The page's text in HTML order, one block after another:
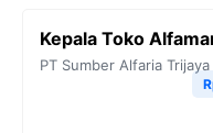
Kepala Toko
PT Sumber Alfaria